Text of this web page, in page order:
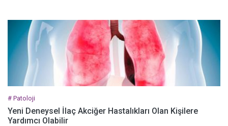
# Patoloji
Yeni Deneysel İlaç Akciğer Hastalıkları Olan Kişilere
Yardımcı Olabilir